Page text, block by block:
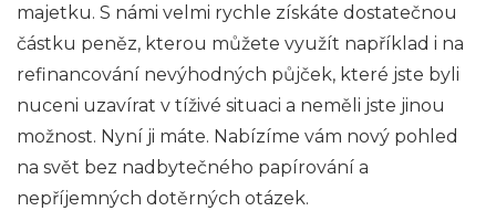
majetku. S námi velmi rychle získáte dostatečnou
částku peněz, kterou můžete využít například i na
refinancování nevýhodných půjček, které jste byli
nuceni uzavírat v tíživé situaci a neměli jste jinou
možnost. Nyní ji máte. Nabízíme vám nový pohled
na svět bez nadbytečného papírování a
nepříjemných dotěrných otázek.